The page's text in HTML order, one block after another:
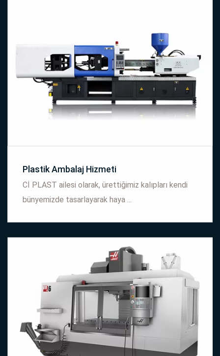
Plastik Ambalaj Hizmeti
Cİ PLAST ailesi olarak, ürettiğimiz kalıpları kendi
bünyemizde tasarlayarak haya ...